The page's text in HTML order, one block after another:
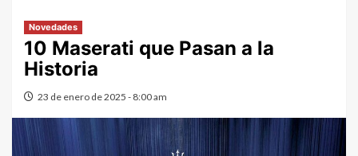
Novedades
10 Maserati que Pasan a la
Historia
23 de enero de 2025 - 8:00 am